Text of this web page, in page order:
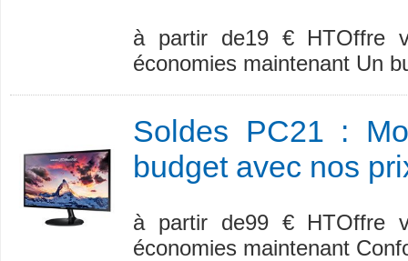
à partir de19 € HTOffre
économies maintenant Un
Soldes PC21 :
budget avec nos
à partir de99 € HTOffre
économies maintenant